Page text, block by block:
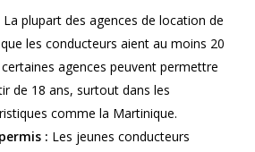
La plupart des agences de location de
les conducteurs aient au moins 20
agences peuvent permettre
de 18 ans, surtout dans les
comme la Martinique.
: Les jeunes conducteurs